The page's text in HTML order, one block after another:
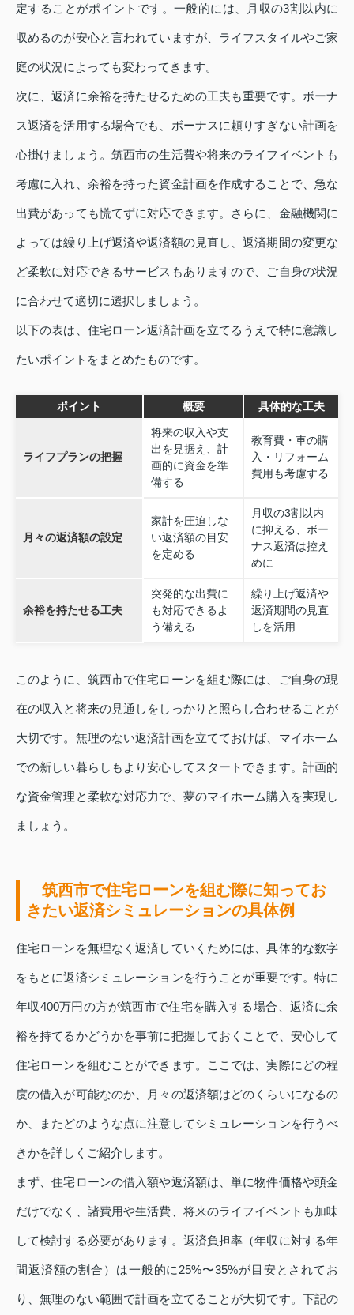
定することがポイントです。一般的には、月収の3割以内に
収めるのが安心と言われていますが、ライフスタイルやご家
庭の状況によっても変わってきます。
次に、返済に余裕を持たせるための工夫も重要です。ボーナ
ス返済を活用する場合でも、ボーナスに頼りすぎない計画を
心掛けましょう。筑西市の生活費や将来のライフイベントも
考慮に入れ、余裕を持った資金計画を作成することで、急な
出費があっても慌てずに対応できます。さらに、金融機関に
よっては繰り上げ返済や返済額の見直し、返済期間の変更な
ど柔軟に対応できるサービスもありますので、ご自身の状況
に合わせて適切に選択しましょう。
以下の表は、住宅ローン返済計画を立てるうえで特に意識し
たいポイントをまとめたものです。
ポイント 概要 具体的な工夫
ライフプランの把握
将来の収入や支
出を見据え、計
画的に資金を準
備する
教育費・車の購
入・リフォーム
費用も考慮する
月々の返済額の設定
家計を圧迫しな
い返済額の目安
を定める
月収の3割以内
に抑える、ボー
ナス返済は控え
めに
余裕を持たせる工夫
突発的な出費に
も対応できるよ
う備える
繰り上げ返済や
返済期間の見直
しを活用
このように、筑西市で住宅ローンを組む際には、ご自身の現
在の収入と将来の見通しをしっかりと照らし合わせることが
大切です。無理のない返済計画を立てておけば、マイホーム
での新しい暮らしもより安心してスタートできます。計画的
な資金管理と柔軟な対応力で、夢のマイホーム購入を実現し
ましょう。
筑西市で住宅ローンを組む際に知ってお
きたい返済シミュレーションの具体例
住宅ローンを無理なく返済していくためには、具体的な数字
をもとに返済シミュレーションを行うことが重要です。特に
年収400万円の方が筑西市で住宅を購入する場合、返済に余
裕を持てるかどうかを事前に把握しておくことで、安心して
住宅ローンを組むことができます。ここでは、実際にどの程
度の借入が可能なのか、月々の返済額はどのくらいになるの
か、またどのような点に注意してシミュレーションを行うべ
きかを詳しくご紹介します。
まず、住宅ローンの借入額や返済額は、単に物件価格や頭金
だけでなく、諸費用や生活費、将来のライフイベントも加味
して検討する必要があります。返済負担率（年収に対する年
間返済額の割合）は一般的に25%〜35%が目安とされてお
り、無理のない範囲で計画を立てることが大切です。下記の